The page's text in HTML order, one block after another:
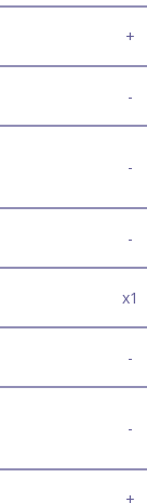
+
-
-
-
x1
-
-
+